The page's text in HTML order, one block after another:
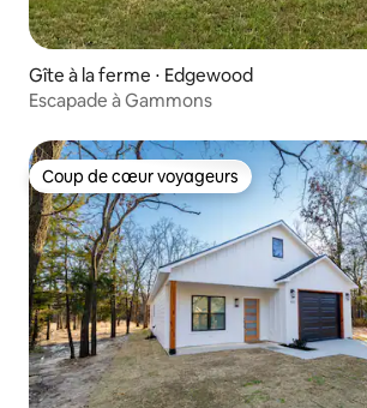
Gîte à la ferme ⋅ Edgewood
Escapade à Gammons
Coup de cœur voyageurs
Coup de cœur voyageurs